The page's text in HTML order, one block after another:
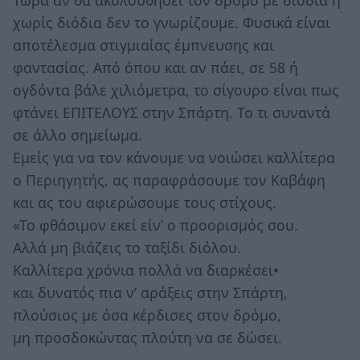
χωρίς διόδια δεν το γνωρίζουμε. Φυσικά είναι
αποτέλεσμα στιγμιαίας έμπνευσης και
φαντασίας. Από όπου και αν πάει, σε 58 ή
ογδόντα βάλε χιλιόμετρα, το σίγουρο είναι πως
φτάνει ΕΠΙΤΕΛΟΥΣ στην Σπάρτη. Το τι συναντά
σε άλλο σημείωμα.
Εμείς για να τον κάνουμε να νοιώσει καλλίτερα
ο Περιηγητής, ας παραφράσουμε τον Καβάφη
και ας του αφιερώσουμε τους στίχους.
«Το φθάσιμον εκεί είν’ ο προορισμός σου.
Aλλά μη βιάζεις το ταξίδι διόλου.
Καλλίτερα χρόνια πολλά να διαρκέσει•
και δυνατός πια ν’ αράξεις στην Σπάρτη,
πλούσιος με όσα κέρδισες στον δρόμο,
μη προσδοκώντας πλούτη να σε δώσει.